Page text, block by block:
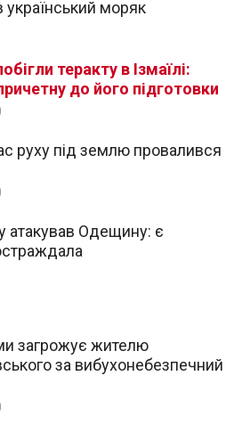
моряк
теракту в Ізмаїлі:
до його підготовки
атакував Одещину: є
загрожує жителю
за вибухонебезпечний